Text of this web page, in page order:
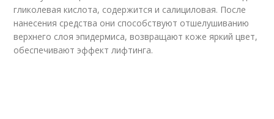
гликолевая кислота, содержится и салициловая. После
нанесения средства они способствуют отшелушиванию
верхнего слоя эпидермиса, возвращают коже яркий цвет,
обеспечивают эффект лифтинга.